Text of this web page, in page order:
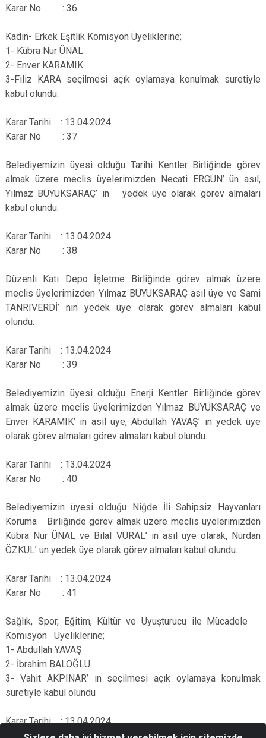
Karar No : 36
Kadın- Erkek Eşitlik Komisyon Üyeliklerine;
1- Kübra Nur ÜNAL
2- Enver KARAMIK
3-Filiz KARA seçilmesi açık oylamaya konulmak suretiyle
kabul olundu.
Karar Tarihi : 13.04.2024
Karar No : 37
Belediyemizin üyesi olduğu Tarihi Kentler Birliğinde görev
almak üzere meclis üyelerimizden Necati ERGÜN’ ün asıl,
Yılmaz BÜYÜKSARAÇ’ ın yedek üye olarak görev almaları
kabul olundu.
Karar Tarihi : 13.04.2024
Karar No : 38
Düzenli Katı Depo İşletme Birliğinde görev almak üzere
meclis üyelerimizden Yılmaz BÜYÜKSARAÇ asıl üye ve Sami
TANRIVERDİ’ nin yedek üye olarak görev almaları kabul
olundu.
Karar Tarihi : 13.04.2024
Karar No : 39
Belediyemizin üyesi olduğu Enerji Kentler Birliğinde görev
almak üzere meclis üyelerimizden Yılmaz BÜYÜKSARAÇ ve
Enver KARAMIK’ ın asıl üye, Abdullah YAVAŞ’ ın yedek üye
olarak görev almaları görev almaları kabul olundu.
Karar Tarihi : 13.04.2024
Karar No : 40
Belediyemizin üyesi olduğu Niğde İli Sahipsiz Hayvanları
Koruma Birliğinde görev almak üzere meclis üyelerimizden
Kübra Nur ÜNAL ve Bilal VURAL’ ın asıl üye olarak, Nurdan
ÖZKUL’ un yedek üye olarak görev almaları kabul olundu.
Karar Tarihi : 13.04.2024
Karar No : 41
Sağlık, Spor, Eğitim, Kültür ve Uyuşturucu ile Mücadele
Komisyon Üyeliklerine;
1- Abdullah YAVAŞ
2- İbrahim BALOĞLU
3- Vahit AKPINAR’ ın seçilmesi açık oylamaya konulmak
suretiyle kabul olundu
Karar Tarihi : 13.04.2024
Karar No : 42